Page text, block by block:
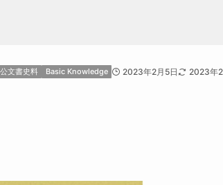
文書史料 Basic Knowledge 2023年2月5日 2023年